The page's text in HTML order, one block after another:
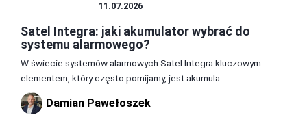
11.07.2026
Satel Integra: jaki akumulator wybrać do
systemu alarmowego?
W świecie systemów alarmowych Satel Integra kluczowym
elementem, który często pomijamy, jest akumula...
Damian Pawełoszek